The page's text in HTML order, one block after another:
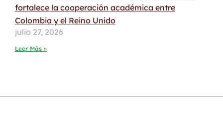
fortalece la cooperación académica entre
Colombia y el Reino Unido
julio 27, 2026
Leer Más »